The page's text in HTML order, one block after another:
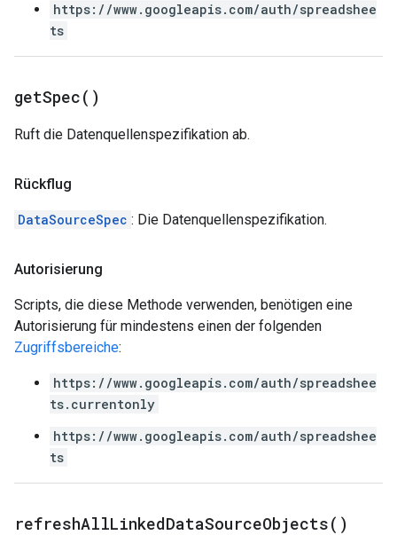
https://www.googleapis.com/auth/spreadshee
ts
getSpec( )
Ruft die Datenquellenspezifikation ab.
Rückflug
DataSourceSpec : Die Datenquellenspezifikation.
Autorisierung
Scripts, die diese Methode verwenden, benötigen eine
Autorisierung für mindestens einen der folgenden
Zugriffsbereiche:
https://www.googleapis.com/auth/spreadshee
ts.currentonly
https://www.googleapis.com/auth/spreadshee
ts
refreshAllLinkedDataSourceObjects( )